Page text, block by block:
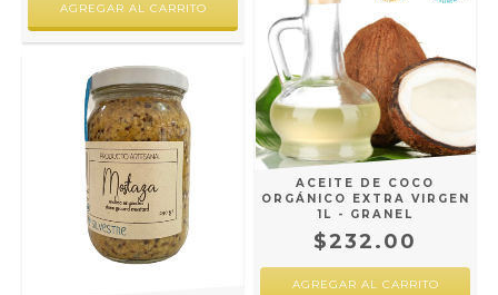
AGREGAR AL CARRITO
ACEITE DE COCO
ORGÁNICO EXTRA VIRGEN
1L - GRANEL
$232.00